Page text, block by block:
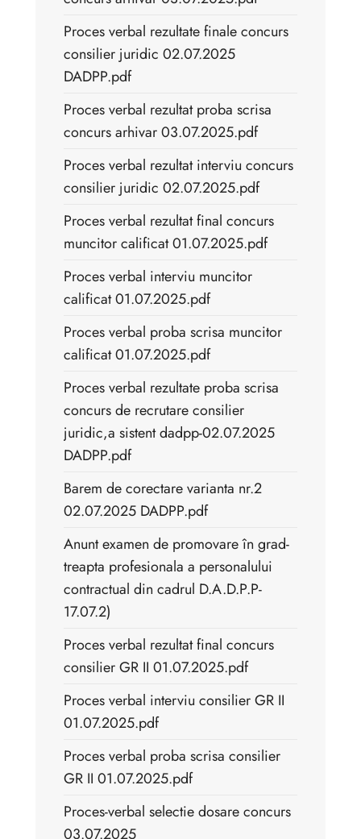
Proces verbal rezultate finale concurs
consilier juridic 02.07.2025
DADPP.pdf
Proces verbal rezultat proba scrisa
concurs arhivar 03.07.2025.pdf
Proces verbal rezultat interviu concurs
consilier juridic 02.07.2025.pdf
Proces verbal rezultat final concurs
muncitor calificat 01.07.2025.pdf
Proces verbal interviu muncitor
calificat 01.07.2025.pdf
Proces verbal proba scrisa muncitor
calificat 01.07.2025.pdf
Proces verbal rezultate proba scrisa
concurs de recrutare consilier
juridic,a sistent dadpp-02.07.2025
DADPP.pdf
Barem de corectare varianta nr.2
02.07.2025 DADPP.pdf
Anunt examen de promovare în grad-
treapta profesionala a personalului
contractual din cadrul D.A.D.P.P-
17.07.2)
Proces verbal rezultat final concurs
consilier GR II 01.07.2025.pdf
Proces verbal interviu consilier GR II
01.07.2025.pdf
Proces verbal proba scrisa consilier
GR II 01.07.2025.pdf
Proces-verbal selectie dosare concurs
03.07.2025